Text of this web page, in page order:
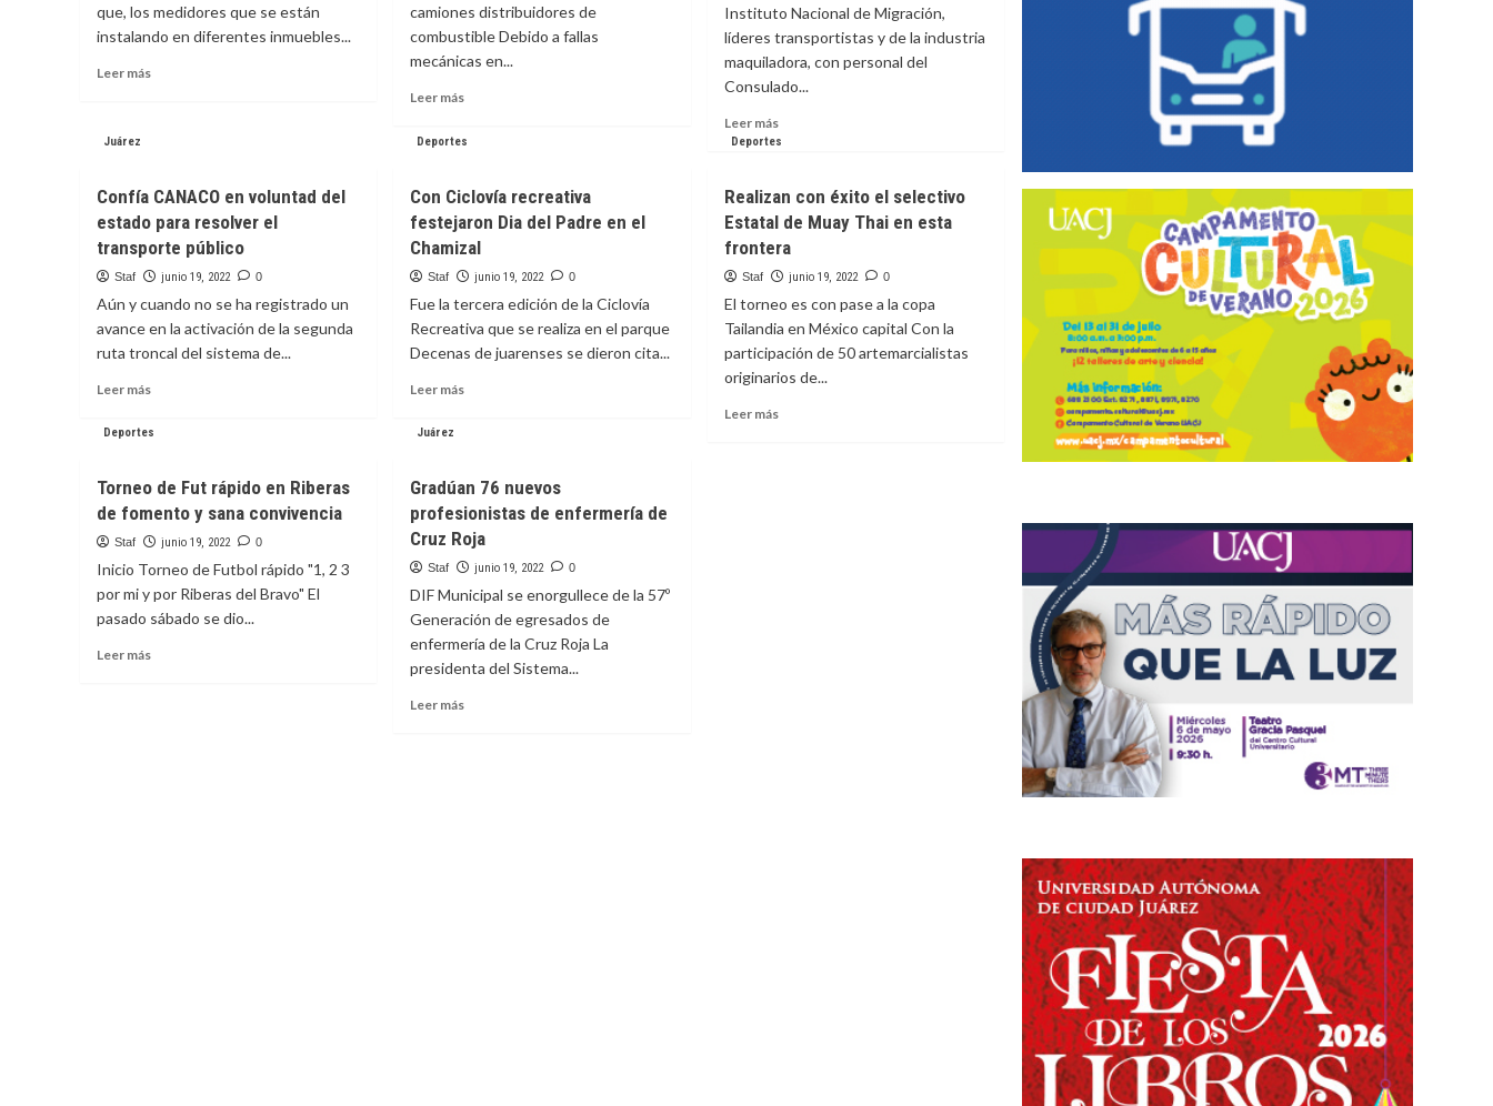
que, los medidores que se están
instalando en diferentes inmuebles...
Leer más
medidores
sin
costo
para
el
usuario
camiones distribuidores de
combustible Debido a fallas
mecánicas en...
Leer más
sobre
desabasto
de
gasolina
Juárez
Instituto Nacional de Migración,
líderes transportistas y de la industria
maquiladora, con personal del
Consulado...
Leer másLeer
más
CCE
esfuerzos
para
analizar
acciones
por
flujo
de
migrantes.
Juárez
Confía CANACO en voluntad del
estado para resolver el
transporte público
Staf junio 19, 2022 0
Aún y cuando no se ha registrado un
avance en la activación de la segunda
ruta troncal del sistema de...
Leer más
sobre
en
voluntad
del
para
resolver
el
público
Deportes
Con Ciclovía recreativa
festejaron Dia del Padre en el
Chamizal
Staf junio 19, 2022 0
Fue la tercera edición de la Ciclovía
Recreativa que se realiza en el parque
Decenas de juarenses se dieron cita...
Leer más
recreativa
festejaron
Dia
Padre
en
el
Chamizal
Deportes
Realizan con éxito el selectivo
Estatal de Muay Thai en esta
frontera
Staf junio 19, 2022 0
El torneo es con pase a la copa
Tailandia en México capital Con la
participación de 50 artemarcialistas
originarios de...
Leer másLeer
Deportes
Torneo de Fut rápido en Riberas
de fomento y sana convivencia
Staf junio 19, 2022 0
Inicio Torneo de Futbol rápido "1, 2 3
por mi y por Riberas del Bravo" El
pasado sábado se dio...
Leer más
Juárez
Gradúan 76 nuevos
profesionistas de enfermería de
Cruz Roja
Staf junio 19, 2022 0
DIF Municipal se enorgullece de la 57º
Generación de egresados de
enfermería de la Cruz Roja La
presidenta del Sistema...
Leer más